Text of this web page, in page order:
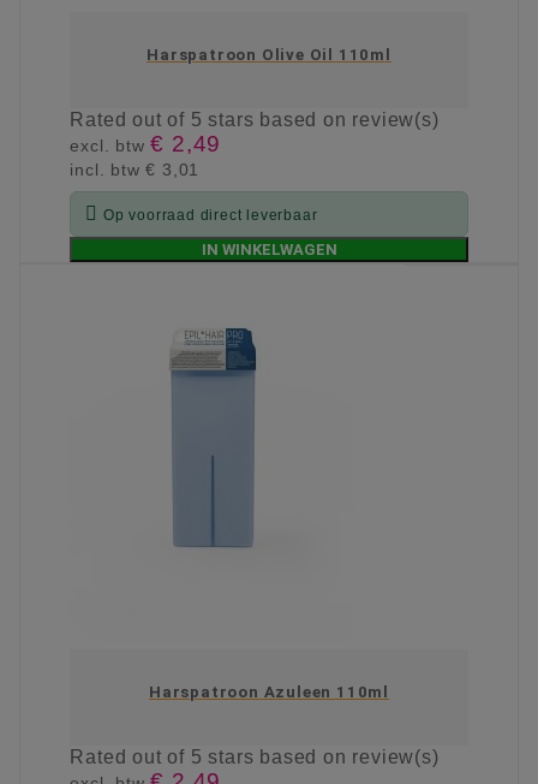
Harspatroon Olive Oil 110ml
Ratedout of 5 stars based on review(s)
excl. btw€ 2,49
incl. btw€ 3,01
 Op voorraad direct leverbaar
IN WINKELWAGEN
Harspatroon Azuleen 110ml
Ratedout of 5 stars based on review(s)